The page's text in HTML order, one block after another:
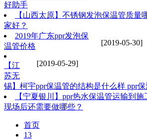
好助手
【山西太原】不锈钢发泡保温管质量
家好？
[2019-05-30]
2019年广东ppr发泡保
温管价格
[2019-05-29]
【江
苏无
锡】柯宇ppr保温管的结构是什么样 ppr
【宁夏银川】ppr热水保温管运输到施
现场后还需要做哪些？
首页
13